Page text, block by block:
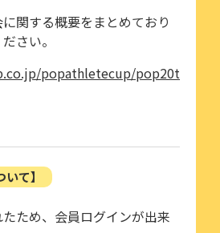
関する概要をまとめており
さい。
popathletecup/pop20t
て】
ため、会員ログインが出来